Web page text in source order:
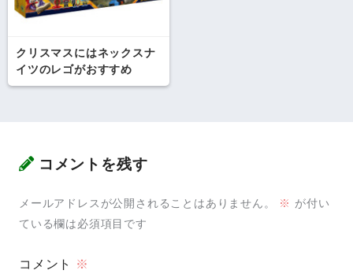
クリスマスにはネックスナ
イツのレゴがおすすめ
コメントを残す
メールアドレスが公開されることはありません。 ※ が付い
ている欄は必須項目です
コメント ※